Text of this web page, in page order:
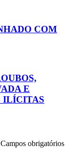
COM
E
ILÍCITAS
Campos obrigatórios